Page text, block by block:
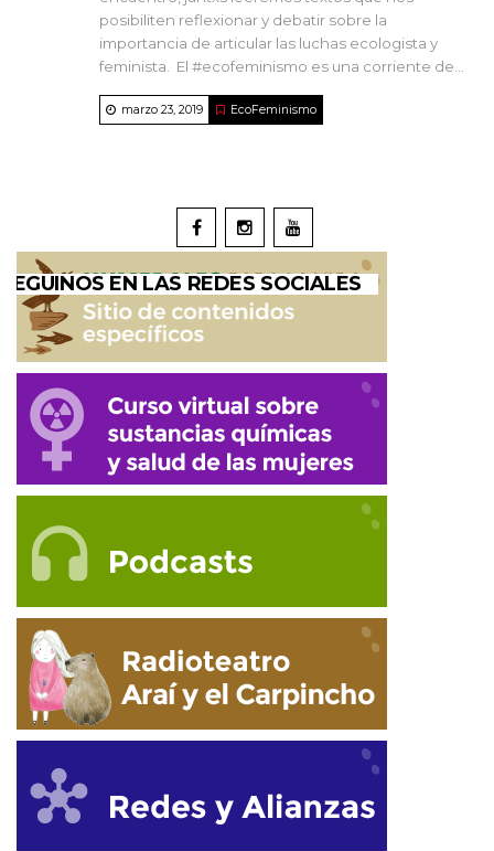
posibiliten reflexionar y debatir sobre la
importancia de articular las luchas ecologista y
feminista. El #ecofeminismo es una corriente de...
marzo 23, 2019 EcoFeminismo
SEGUINOS EN LAS REDES SOCIALES